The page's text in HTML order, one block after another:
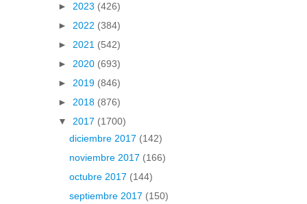
► 2023 (426)
► 2022 (384)
► 2021 (542)
► 2020 (693)
► 2019 (846)
► 2018 (876)
▼ 2017 (1700)
diciembre 2017 (142)
noviembre 2017 (166)
octubre 2017 (144)
septiembre 2017 (150)